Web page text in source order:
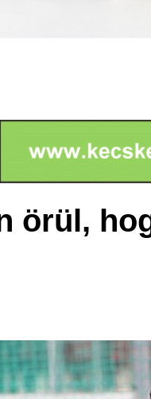
örül,